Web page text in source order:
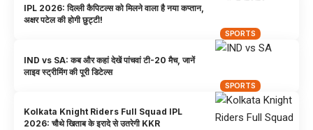
SPORTS
IPL 2026: दिल्ली कैपिटल्स को मिलने वाला है नया कप्तान,
अक्षर पटेल की होगी छुट्टी!
SPORTS
IND vs SA: कब और कहां देखें पांचवां टी-20 मैच, जानें
लाइव स्ट्रीमिंग की पूरी डिटेल्स
Kolkata Knight Riders Full Squad IPL
2026: चौथे खिताब के इरादे से उतरेगी KKR